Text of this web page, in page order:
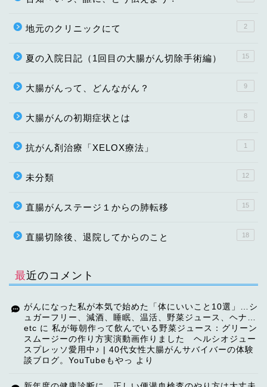
地元のクリニックにて 2
夏の入院日記（1回目の大腸がん切除手術編） 15
大腸がんって、どんながん？ 9
大腸がんの初期症状とは 8
抗がん剤治療「XELOX療法」 1
未分類 12
直腸がんステージ１からの肺転移 15
直腸切除後、退院してからのこと 18
最近のコメント
がんになった私が本気で始めた「体にいいこと10選」…シ
ュガーフリー、減酒、睡眠、温活、野菜ジュース、ヘナ…
etc に 私が毎朝作って飲んでいる野菜ジュース：グリーン
スムージーの作り方実演動画作りました ヘルシオジュー
スプレッソ愛用中♪ | 40代女性大腸がんサバイバーの体験
談ブログ。YouTubeもやっ
より
TOP